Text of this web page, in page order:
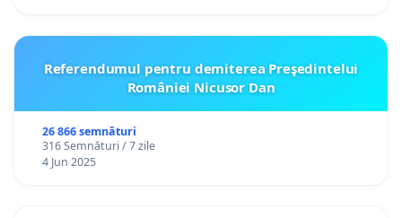
Referendumul pentru demiterea Preşedintelui
României Nicusor Dan
26 866 semnături
316 Semnături / 7 zile
4 Jun 2025